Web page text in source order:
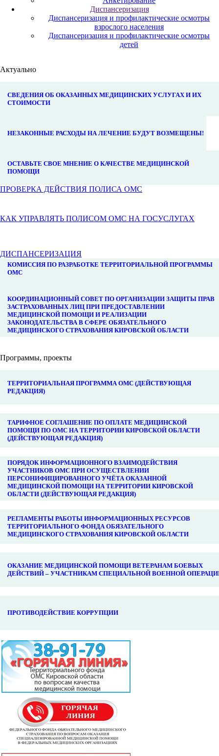
Диспансеризация
Диспансеризация и профилактические осмотры
взрослого населения
Диспансеризация и профилактические осмотры
детей
Актуально
СВЕДЕНИЯ ОБ ОКАЗАННЫХ МЕДИЦИНСКИХ УСЛУГАХ И ИХ
СТОИМОСТИ
НЕЗАКОННЫЕ РАСХОДЫ НА ЛЕЧЕНИЕ БУДУТ ВОЗМЕЩЕНЫ!
ОСТАВЬТЕ СВОЕ МНЕНИЕ О КАЧЕСТВЕ МЕДИЦИНСКОЙ
ПОМОЩИ
ПРОВЕРКА ДЕЙСТВИЯ ПОЛИСА ОМС
КАК УПРАВЛЯТЬ ПОЛИСОМ ОМС НА ГОСУСЛУГАХ
ДИСПАНСЕРИЗАЦИЯ
КОМИССИЯ ПО РАЗРАБОТКЕ ТЕРРИТОРИАЛЬНОЙ ПРОГРАММЫ
ОМС
КООРДИНАЦИОННЫЙ СОВЕТ ПО ОРГАНИЗАЦИИ ЗАЩИТЫ ПРАВ
ЗАСТРАХОВАННЫХ ЛИЦ ПРИ ПРЕДОСТАВЛЕНИИ
МЕДИЦИНСКОЙ ПОМОЩИ И РЕАЛИЗАЦИИ
ЗАКОНОДАТЕЛЬСТВА В СФЕРЕ ОБЯЗАТЕЛЬНОГО
МЕДИЦИНСКОГО СТРАХОВАНИЯ КИРОВСКОЙ ОБЛАСТИ
Программы, проекты
ТЕРРИТОРИАЛЬНАЯ ПРОГРАММА ОМС (ДЕЙСТВУЮЩАЯ
РЕДАКЦИЯ)
ТАРИФНОЕ СОГЛАШЕНИЕ ПО ОПЛАТЕ МЕДИЦИНСКОЙ
ПОМОЩИ ПО ОМС НА ТЕРРИТОРИИ КИРОВСКОЙ ОБЛАСТИ
(ДЕЙСТВУЮЩАЯ РЕДАКЦИЯ)
ПОРЯДОК ИНФОРМАЦИОННОГО ВЗАИМОДЕЙСТВИЯ
УЧАСТНИКОВ ОМС ПРИ ОСУЩЕСТВЛЕНИИ
ПЕРСОНИФИЦИРОВАННОГО УЧЁТА ОКАЗАННОЙ
МЕДИЦИНСКОЙ ПОМОЩИ НА ТЕРРИТОРИИ КИРОВСКОЙ
ОБЛАСТИ (ДЕЙСТВУЮЩАЯ РЕДАКЦИЯ)
РЕГЛАМЕНТЫ РАБОТЫ ИНФОРМАЦИОННЫХ РЕСУРСОВ
ТЕРРИТОРИАЛЬНОГО ФОНДА ОБЯЗАТЕЛЬНОГО
МЕДИЦИНСКОГО СТРАХОВАНИЯ КИРОВСКОЙ ОБЛАСТИ
ОКАЗАНИЕ МЕДИЦИНСКОЙ ПОМОЩИ ВЕТЕРАНАМ БОЕВЫХ
ДЕЙСТВИЙ – УЧАСТНИКАМ СПЕЦИАЛЬНОЙ ВОЕННОЙ
ПРОТИВОДЕЙСТВИЕ КОРРУПЦИИ